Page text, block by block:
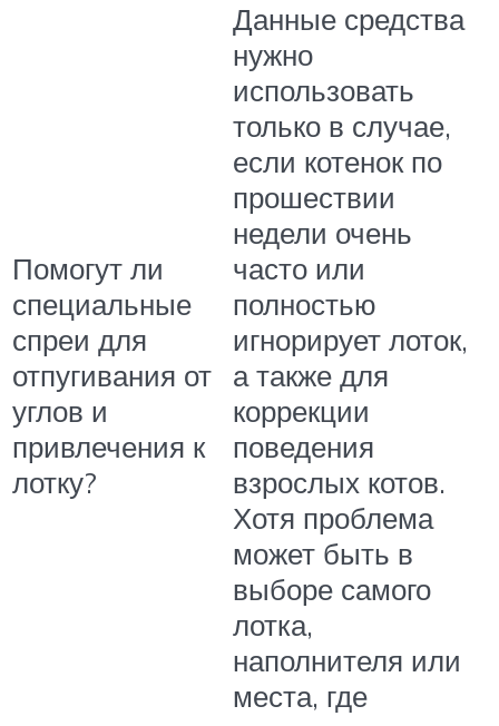
Помогут ли
специальные
спреи для
отпугивания от
углов и
привлечения к
лотку?
Данные средства
нужно
использовать
только в случае,
если котенок по
прошествии
недели очень
часто или
полностью
игнорирует лоток,
а также для
коррекции
поведения
взрослых котов.
Хотя проблема
может быть в
выборе самого
лотка,
наполнителя или
места, где